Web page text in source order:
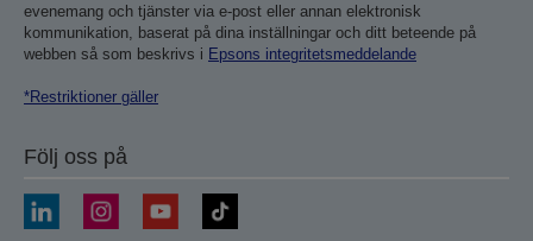
evenemang och tjänster via e-post eller annan elektronisk
kommunikation, baserat på dina inställningar och ditt beteende på
webben så som beskrivs i Epsons integritetsmeddelande
*Restriktioner gäller
Följ oss på